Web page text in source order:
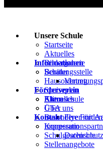
Unsere Schule
Startseite
Aktuelles
Bildergalerie
Beratungsstelle
Hausordnung
Speiseplan
Klimaschule
GTA
Besondere
Schulgeschichte
Stellenangebote
Informationen
Schüler
Eltern
Förderverein
Aktuelles
Über uns
Flyer mit
Kontakt
Impressum